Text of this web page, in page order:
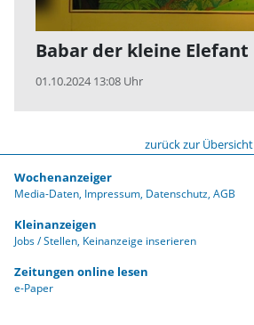
Babar der kleine Elefant
01.10.2024 13:08 Uhr
zurück zur Übersicht
Wochenanzeiger
Media-Daten Impressum Datenschutz AGB
Kleinanzeigen
Jobs / Stellen Keinanzeige inserieren
Zeitungen online lesen
e-Paper